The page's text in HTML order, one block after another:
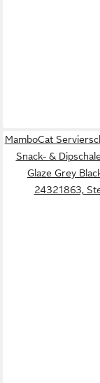
MamboCat
Snack- &
Glaze Grey
24321863,